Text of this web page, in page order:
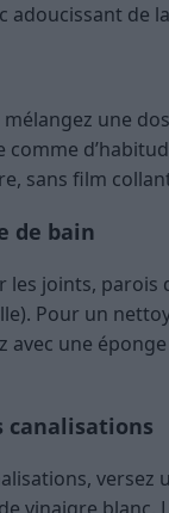
adoucissant de
une
comme
sans film
de bain
joints, parois
Pour un
une
canalisations
versez